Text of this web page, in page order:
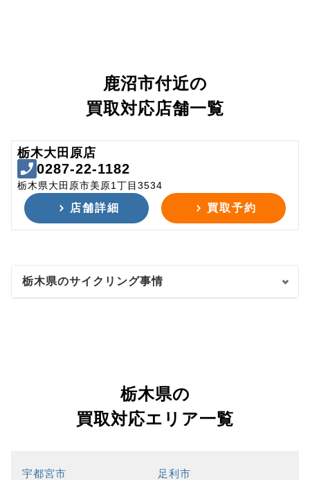
鹿沼市付近の
買取対応店舗一覧
栃木大田原店
0287-22-1182
栃木県大田原市美原1丁目3534
店舗詳細 買取予約
栃木県のサイクリング事情
栃木県の
買取対応エリア一覧
宇都宮市 足利市